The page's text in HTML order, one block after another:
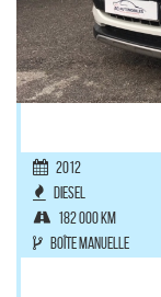
2012
Diesel
182 000 km
Boîte manuelle